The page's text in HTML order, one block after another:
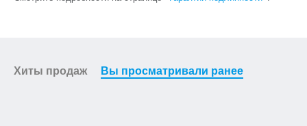
Хиты продаж Вы просматривали ранее